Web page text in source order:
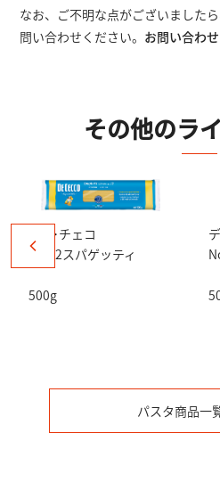
なお、ご不明な点がございました
問い合わせください。 お問い合わ
その他のラ
ディ･チェコ
No.12スパゲッティ
500g
パスタ商品一